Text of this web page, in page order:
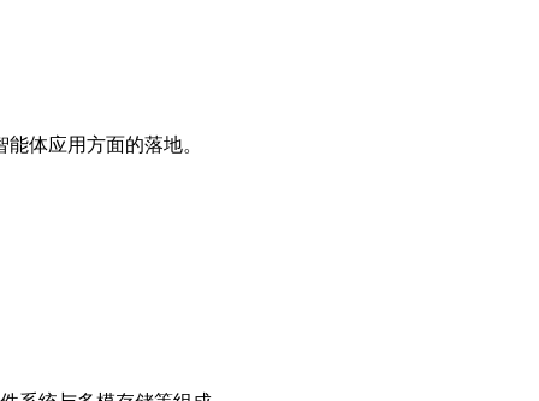
体应用方面的落地。